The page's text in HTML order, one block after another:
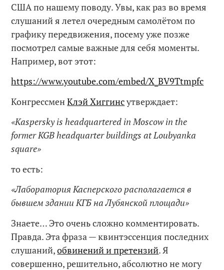
США по нашему поводу. Увы, как раз во время
слушаний я летел очередным самолётом по
графику передвижения, посему уже позже
посмотрел самые важные для себя моменты.
Например, вот этот:
https://www.youtube.com/embed/X_BV9Ttmpfc
КонгрессменКлэй Хиггинсутверждает:
«Kaspersky is headquartered in Moscow in the
former KGB headquarter buildings at Loubyanka
square»
то есть:
«Лаборатория Касперского располагается в
бывшем здании КГБ на Лубянской площади»
Знаете… Это очень сложно комментировать.
Правда. Эта фраза — квинтэссенция последних
слушаний,обвинений и претензий. Я
совершенно, решительно, абсолютно не могу